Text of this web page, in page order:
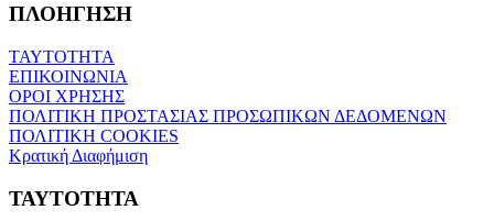
ΠΛΟΗΓΗΣΗ
ΤΑΥΤΟΤΗΤΑ
ΕΠΙΚΟΙΝΩΝΙΑ
ΟΡΟΙ ΧΡΗΣΗΣ
ΠΟΛΙΤΙΚΗ ΠΡΟΣΤΑΣΙΑΣ ΠΡΟΣΩΠΙΚΩΝ ΔΕΔΟΜΕΝΩΝ
ΠΟΛΙΤΙΚΗ COOKIES
Κρατική Διαφήμιση
ΤΑΥΤΟΤΗΤΑ